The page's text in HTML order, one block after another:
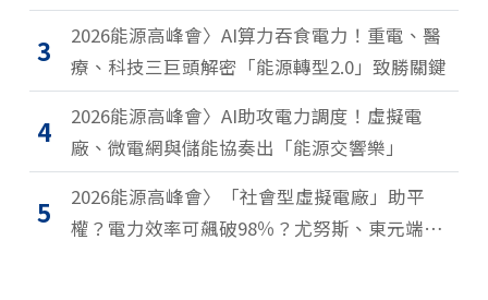
3
2026能源高峰會〉AI算力吞食電力！重電、醫
療、科技三巨頭解密「能源轉型2.0」致勝關鍵
4
2026能源高峰會〉AI助攻電力調度！虛擬電
廠、微電網與儲能協奏出「能源交響樂」
5
2026能源高峰會〉「社會型虛擬電廠」助平
權？電力效率可飆破98％？尤努斯、東元端能